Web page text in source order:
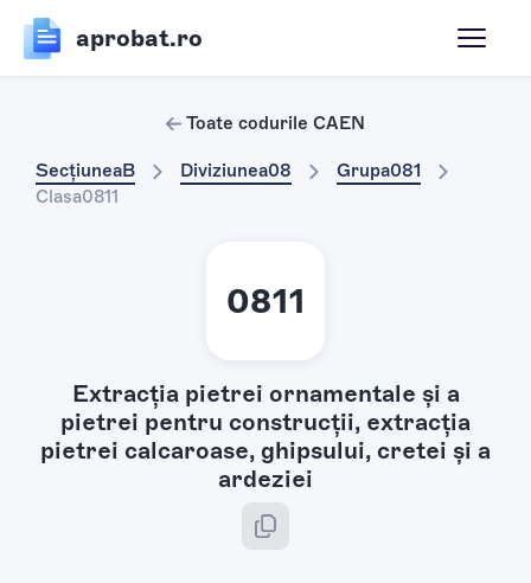
aprobat.ro
Toate codurile CAEN
SecțiuneaB Diviziunea08 Grupa081
Clasa0811
0811
Extracţia pietrei ornamentale şi a
pietrei pentru construcţii, extracţia
pietrei calcaroase, ghipsului, cretei şi a
ardeziei